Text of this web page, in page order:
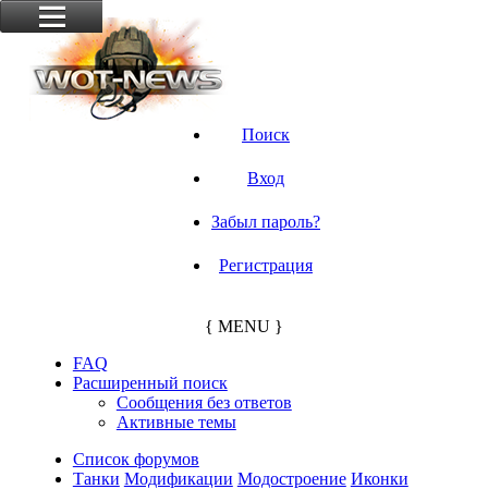
Поиск
Вход
Забыл пароль?
Регистрация
{ MENU }
FAQ
Расширенный поиск
Сообщения без ответов
Активные темы
Список форумов
Танки Модификации Модостроение Иконки